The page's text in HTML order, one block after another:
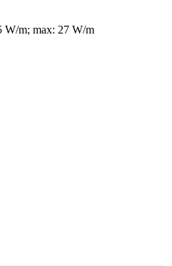
W/m; max: 27 W/m